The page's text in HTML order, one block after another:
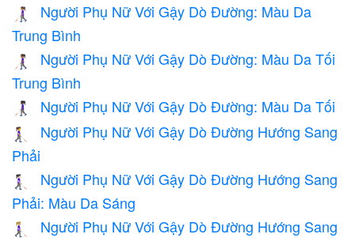
👩🏽‍🦯
Người Phụ Nữ Với Gậy Dò Đường: Màu Da
Trung Bình
👩🏾‍🦯
Người Phụ Nữ Với Gậy Dò Đường: Màu Da Tối
Trung Bình
👩🏿‍🦯 Người Phụ Nữ Với Gậy Dò Đường: Màu Da Tối
👩‍🦯‍➡️
Người Phụ Nữ Với Gậy Dò Đường Hướng Sang
Phải
👩🏻‍🦯‍➡️
Người Phụ Nữ Với Gậy Dò Đường Hướng Sang
Phải: Màu Da Sáng
👩🏼‍🦯‍➡️
Người Phụ Nữ Với Gậy Dò Đường Hướng Sang